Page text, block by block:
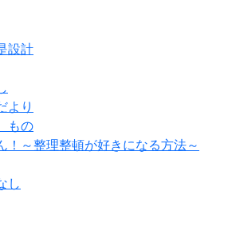
設計
より
もの
！～整理整頓が好きになる方法～
し